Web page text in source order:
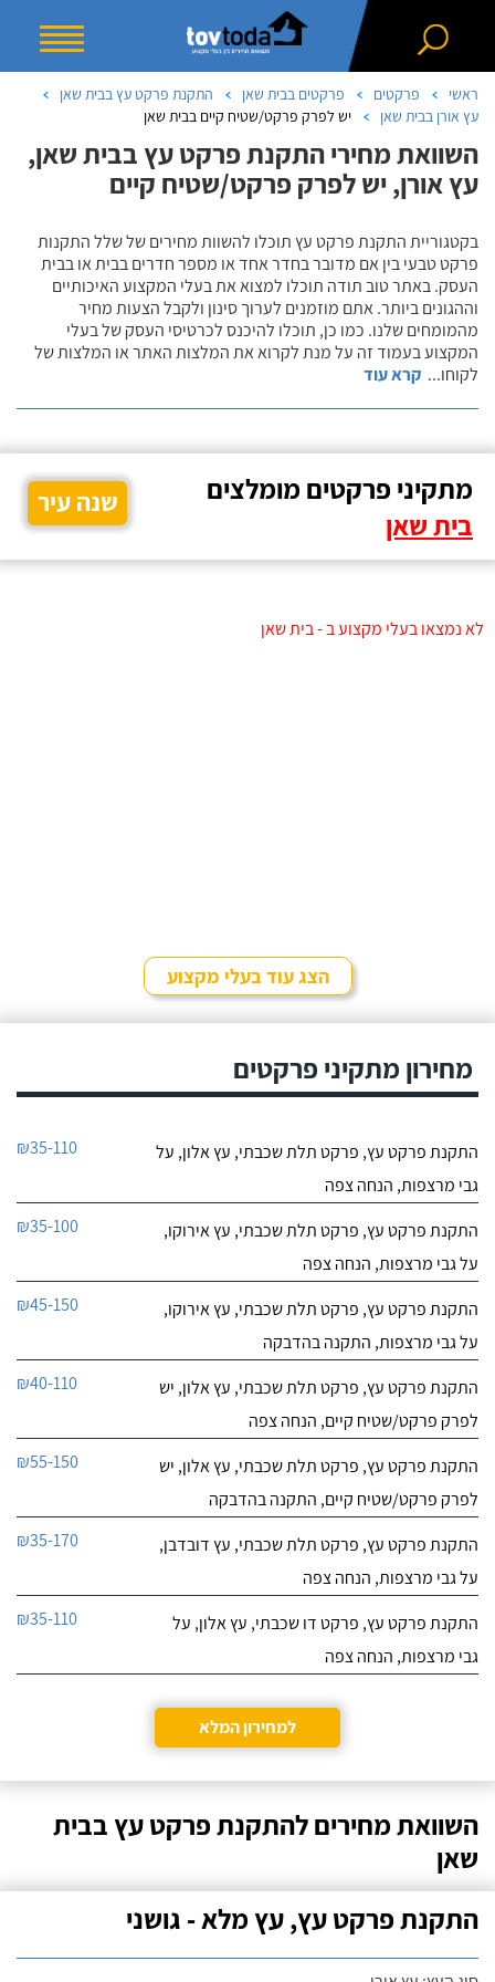
ראשי פרקטים פרקטים בבית שאן
התקנת פרקט עץ בבית שאן
עץ אורן בבית שאן
יש לפרק פרקט/שטיח קיים בבית שאן
השוואת מחירי התקנת פרקט עץ בבית שאן,
עץ אורן, יש לפרק פרקט/שטיח קיים
בקטגוריית התקנת פרקט עץ תוכלו להשוות מחירים של שלל התקנות
פרקט טבעי בין אם מדובר בחדר אחד או מספר חדרים בבית או בבית
העסק. באתר טוב תודה תוכלו למצוא את בעלי המקצוע האיכותיים
וההגונים ביותר. אתם מוזמנים לערוך סינון ולקבל הצעות מחיר
מהמומחים שלנו. כמו כן, תוכלו להיכנס לכרטיסי העסק של בעלי
המקצוע בעמוד זה על מנת לקרוא את המלצות האתר או המלצות של
לקוחו... קרא עוד
מתקיני פרקטים מומלצים
בית שאן
שנה עיר
לא נמצאו בעלי מקצוע ב - בית שאן
הצג עוד בעלי מקצוע
מחירון מתקיני פרקטים
התקנת פרקט עץ, פרקט תלת שכבתי, עץ אלון, על
גבי מרצפות, הנחה צפה
₪35-110
התקנת פרקט עץ, פרקט תלת שכבתי, עץ אירוקו,
על גבי מרצפות, הנחה צפה
₪35-100
התקנת פרקט עץ, פרקט תלת שכבתי, עץ אירוקו,
על גבי מרצפות, התקנה בהדבקה
₪45-150
התקנת פרקט עץ, פרקט תלת שכבתי, עץ אלון, יש
לפרק פרקט/שטיח קיים, הנחה צפה
₪40-110
התקנת פרקט עץ, פרקט תלת שכבתי, עץ אלון, יש
לפרק פרקט/שטיח קיים, התקנה בהדבקה
₪55-150
התקנת פרקט עץ, פרקט תלת שכבתי, עץ דובדבן,
על גבי מרצפות, הנחה צפה
₪35-170
התקנת פרקט עץ, פרקט דו שכבתי, עץ אלון, על
גבי מרצפות, הנחה צפה
₪35-110
למחירון המלא
השוואת מחירים להתקנת פרקט עץ בבית
שאן
התקנת פרקט עץ, עץ מלא - גושני